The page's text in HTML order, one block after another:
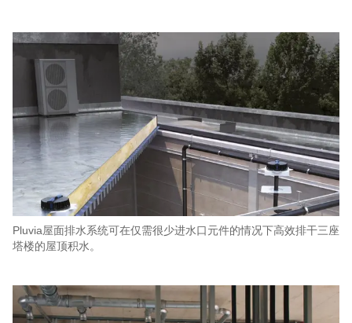
Pluvia屋面排水系统可在仅需很少进水口元件的情况下高效排干三座
塔楼的屋顶积水。